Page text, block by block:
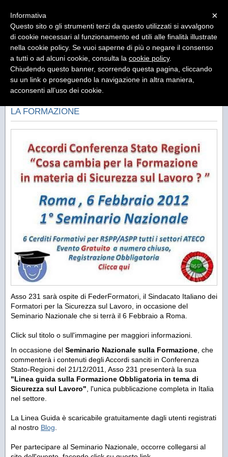
INDIETRO « »
LA FORMAZIONE
Asso 231 sarà ospite di FederFormatori, il Sindacato Italiano dei
Formatori per la Sicurezza sul Lavoro, in occasione del
Seminario Nazionale che si terrà il 6 Febbraio a Roma.
Click sul titolo o sull'immagine per maggiori informazioni.
In occasione del Seminario Nazionale sulla Formazione , che
commenterà i contenuti degli Accordi sanciti in Conferenza
Stato-Regioni del 21/12/2011, Asso 231 presenterà la sua
"Linea guida sulla Formazione Obbligatoria in tema di
Sicurezza sul Lavoro" , l'unica pubblicazione completa in Italia
nel settore.
La Linea Guida è scaricabile gratuitamente dagli utenti registrati
al nostro Blog
Per partecipare al Seminario Nazionale, occorre collegarsi al
un’immagine o un link, si presta il consenso all’uso dei cookie>
×
Informativa
Questo sito o gli strumenti terzi da questo utilizzati si avvalgono
di cookie necessari al funzionamento ed utili alle finalità illustrate
nella cookie policy. Se vuoi saperne di più o negare il consenso
a tutti o ad alcuni cookie, consulta la cookie policy.
Chiudendo questo banner, scorrendo questa pagina, cliccando
su un link o proseguendo la navigazione in altra maniera,
acconsenti all’uso dei cookie.